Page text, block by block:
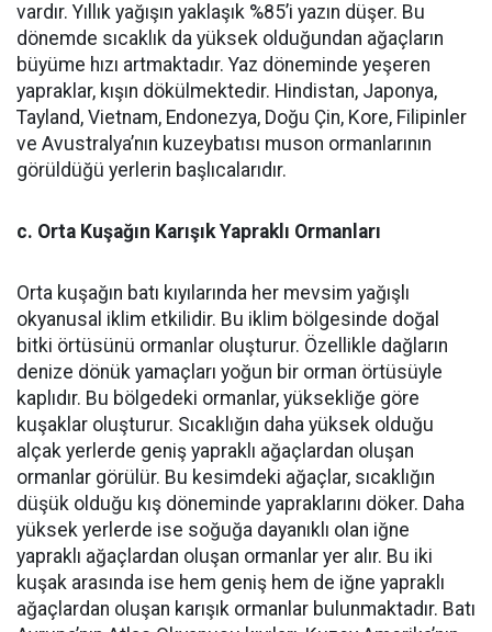
vardır. Yıllık yağışın yaklaşık %85’i yazın düşer. Bu
dönemde sıcaklık da yüksek olduğundan ağaçların
büyüme hızı artmaktadır. Yaz döneminde yeşeren
yapraklar, kışın dökülmektedir. Hindistan, Japonya,
Tayland, Vietnam, Endonezya, Doğu Çin, Kore, Filipinler
ve Avustralya’nın kuzeybatısı muson ormanlarının
görüldüğü yerlerin başlıcalarıdır.
c. Orta Kuşağın Karışık Yapraklı Ormanları
Orta kuşağın batı kıyılarında her mevsim yağışlı
okyanusal iklim etkilidir. Bu iklim bölgesinde doğal
bitki örtüsünü ormanlar oluşturur. Özellikle dağların
denize dönük yamaçları yoğun bir orman örtüsüyle
kaplıdır. Bu bölgedeki ormanlar, yüksekliğe göre
kuşaklar oluşturur. Sıcaklığın daha yüksek olduğu
alçak yerlerde geniş yapraklı ağaçlardan oluşan
ormanlar görülür. Bu kesimdeki ağaçlar, sıcaklığın
düşük olduğu kış döneminde yapraklarını döker. Daha
yüksek yerlerde ise soğuğa dayanıklı olan iğne
yapraklı ağaçlardan oluşan ormanlar yer alır. Bu iki
kuşak arasında ise hem geniş hem de iğne yapraklı
ağaçlardan oluşan karışık ormanlar bulunmaktadır. Batı